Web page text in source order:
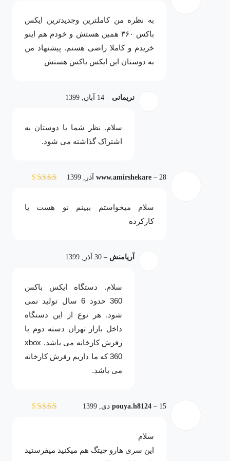
سوپر اسلیم 250G نکته ای بسیار حائز اهمیت
است، اطمینان از ضمانت (گارانتی) و خدمات پس از فروش دستگاه
می باشد که تماما به عهده شرکت گارانتی کننده است (در این مورد
تهران پی اس گارانتی را بر عهده دارد).
کنید می توانید از طریق منوخرید ps4
به نظره من کاملترین و‌جدیدترین ایکس
باکس ۳۶۰ همین هستش و خودم هم اینو
خریدم و کاملا راضی هستم. پیشنهاد من
به دوستان این ایکس باکس هستش
نریمانی – 14 آبان, 1399
سلام. نظر شما با دوستان به
اشتراک گذاشته می شود.
www.amirshekare – 28 آذر, 1399
سلام میخواستم ببینم نو هست یا
کارکرده
آریامنش – 30 آذر, 1399
سلام. دستگاه ایکس باکس
360 حدود 6 سال تولید نمی
شود. هر نوع از این دستگاه
داخل بازار تهران دسته دوم یا
رفرش کارخانه می باشد. xbox
360 که ما داریم رفرش کارخانه
می باشد.
pouya.h8124 – 15 دی, 1399
سلام
این سری هارو جیتگ هم میکنید میفرستید